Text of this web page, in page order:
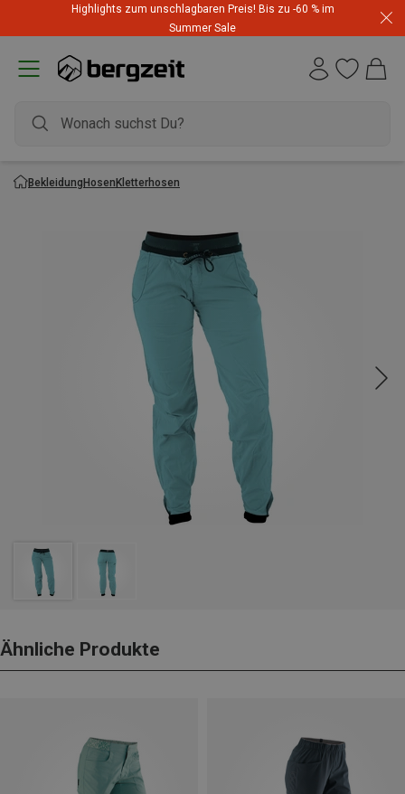
Highlights zum unschlagbaren Preis! Bis zu -60 % im
Summer Sale
BekleidungHosenKletterhosen
Ähnliche Produkte